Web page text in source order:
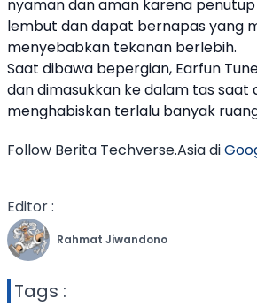
nyaman dan aman karena
lembut dan dapat bernapas yang
menyebabkan tekanan berlebih.
Saat dibawa bepergian, Earfun
dan dimasukkan ke dalam tas saat
menghabiskan terlalu banyak
Follow Berita Techverse.Asia di
Editor :
Rahmat Jiwandono
Tags :